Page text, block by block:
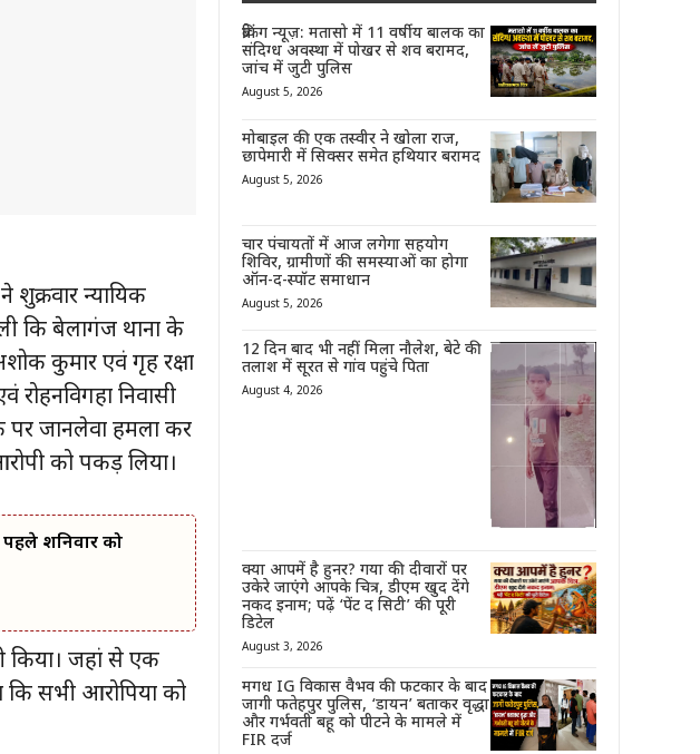
न्यायिक
कि बेलागंज थाना के
कुमार एवं गृह रक्षा
निवासी
पर जानलेवा हमला कर
को पकड़ लिया।
शनिवार को
किया। जहां से एक
कि सभी आरोपियों को
ब्रेकिंग न्यूज़: मतासो में 11 वर्षीय बालक का
संदिग्ध अवस्था में पोखर से शव बरामद,
जांच में जुटी पुलिस
August 5, 2026
मोबाइल की एक तस्वीर ने खोला राज,
छापेमारी में सिक्सर समेत हथियार बरामद
August 5, 2026
चार पंचायतों में आज लगेगा सहयोग
शिविर, ग्रामीणों की समस्याओं का होगा
ऑन-द-स्पॉट समाधान
August 5, 2026
12 दिन बाद भी नहीं मिला नौलेश, बेटे की
तलाश में सूरत से गांव पहुंचे पिता
August 4, 2026
क्या आपमें है हुनर? गया की दीवारों पर
उकेरे जाएंगे आपके चित्र, डीएम खुद देंगे
नकद इनाम; पढ़ें ‘पेंट द सिटी’ की पूरी
डिटेल
August 3, 2026
मगध IG विकास वैभव की फटकार के बाद
जागी फतेहपुर पुलिस, ‘डायन’ बताकर वृद्धा
और गर्भवती बहू को पीटने के मामले में
FIR दर्ज